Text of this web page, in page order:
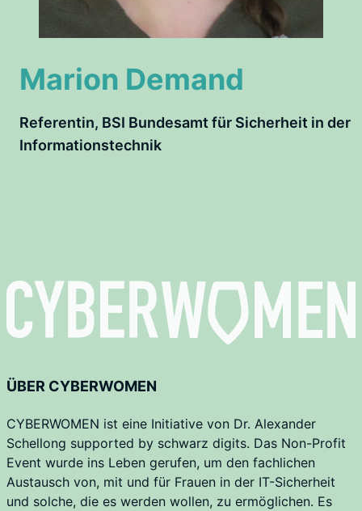
Marion Demand
Referentin, BSI Bundesamt für Sicherheit in der
Informationstechnik
ÜBER CYBERWOMEN
CYBERWOMEN ist eine Initiative von Dr. Alexander
Schellong supported by schwarz digits. Das Non-Profit
Event wurde ins Leben gerufen, um den fachlichen
Austausch von, mit und für Frauen in der IT-Sicherheit
und solche, die es werden wollen, zu ermöglichen. Es